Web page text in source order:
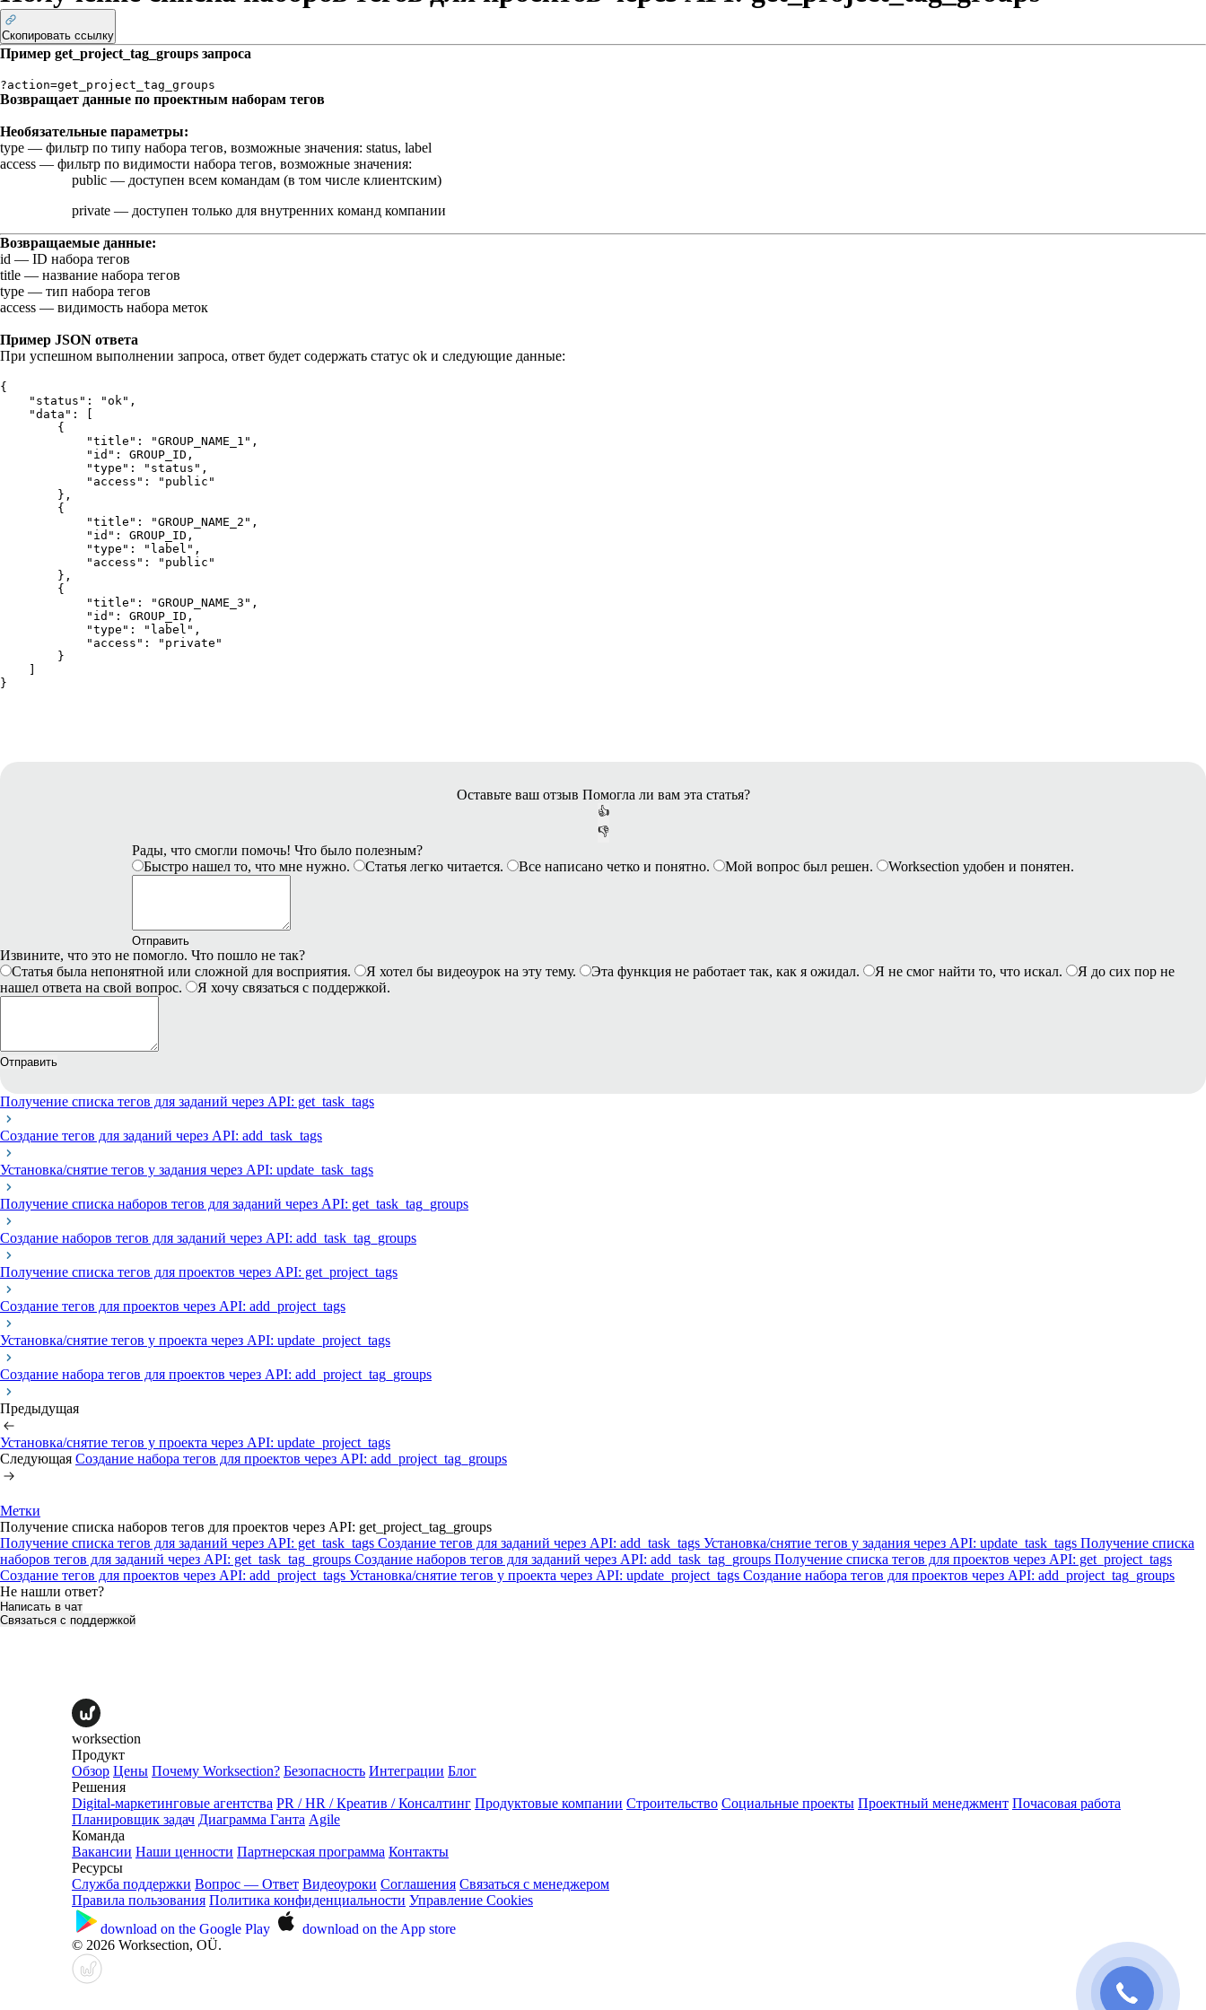
Скопировать ссылку
Пример get_project_tag_groups запроса
?action=get_project_tag_groups
Возвращает данные по проектным наборам тегов
Необязательные параметры:
type — фильтр по типу набора тегов, возможные значения: status, label
access — фильтр по видимости набора тегов, возможные значения:
public — доступен всем командам (в том числе клиентским)
private — доступен только для внутренних команд компании
Возвращаемые данные:
id — ID набора тегов
title — название набора тегов
type — тип набора тегов
access — видимость набора меток
Пример JSON ответа
При успешном выполнении запроса, ответ будет содержать статус ok и следующие данные:
{
    "status": "ok",
    "data": [
        {
            "title": "GROUP_NAME_1",
            "id": GROUP_ID,
            "type": "status",
            "access": "public"
        },
        {
            "title": "GROUP_NAME_2",
            "id": GROUP_ID,
            "type": "label",
            "access": "public"
        },
        {
            "title": "GROUP_NAME_3",
            "id": GROUP_ID,
            "type": "label",
            "access": "private"
        }
}
Оставьте ваш отзыв Помогла ли вам эта статья?
👍
👎
Рады, что смогли помочь! Что было полезным?
Быстро нашел то, что мне нужно.
Статья легко читается. Все написано четко и понятно. Мой вопрос был решен. Worksection удобен и понятен.
Отправить
Извините, что это не помогло. Что пошло не так?
Статья была непонятной или сложной для восприятия.
Я хотел бы видеоурок на эту тему. Эта функция не работает так, как я ожидал. Я не смог найти то, что искал.
Я до сих пор не
нашел ответа на свой вопрос.
Я хочу связаться с поддержкой.
Отправить
Получение списка тегов для заданий через API: get_task_tags
Создание тегов для заданий через API: add_task_tags
Установка/снятие тегов у задания через API: update_task_tags
Получение списка наборов тегов для заданий через API: get_task_tag_groups
Создание наборов тегов для заданий через API: add_task_tag_groups
Получение списка тегов для проектов через API: get_project_tags
Создание тегов для проектов через API: add_project_tags
Установка/снятие тегов у проекта через API: update_project_tags
Создание набора тегов для проектов через API: add_project_tag_groups
Предыдущая
Установка/снятие тегов у проекта через API: update_project_tags
Следующая Создание набора тегов для проектов через API: add_project_tag_groups
Метки
Получение списка наборов тегов для проектов через API: get_project_tag_groups
Получение списка тегов для заданий через API: get_task_tags Создание тегов для заданий через API: add_task_tags Установка/снятие тегов у задания через API: update_task_tags Получение списка
наборов тегов для заданий через API: get_task_tag_groups Создание наборов тегов для заданий через API: add_task_tag_groups Получение списка тегов для проектов через API: get_project_tags
Создание тегов для проектов через API: add_project_tags Установка/снятие тегов у проекта через API: update_project_tags Создание набора тегов для проектов через API: add_project_tag_groups
Не нашли ответ?
Написать в чат
Связаться с поддержкой
worksection
Продукт
Обзор Цены Почему Worksection? Безопасность Интеграции Блог
Решения
Digital-маркетинговые агентства PR / HR / Креатив / Консалтинг Продуктовые компании Строительство Социальные проекты Проектный менеджмент Почасовая работа
Планировщик задач Диаграмма Ганта Agile
Команда
Вакансии Наши ценности Партнерская программа Контакты
Ресурсы
Служба поддержки Вопрос — Ответ Видеоуроки Соглашения Связаться с менеджером
Правила пользования Политика конфиденциальности Управление Cookies
download on the Google Play download on the App store
© 2026 Worksection, OÜ.